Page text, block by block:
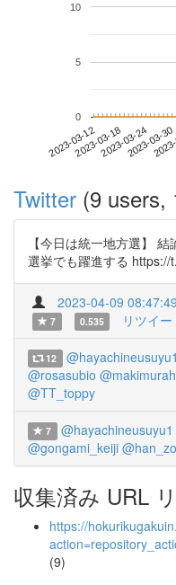
2023-03-122023-03-182023-03-242023-03-30
0
5
10
Twitter (9 users,
【今日は統一地方選】
選挙でも躍進する https://
2023-04-09 08:47:49
7
0.535 リツイ
12 @hayachineusuyu1
@rosasubio
@TT_toppy
7 @hayachineusuyu1
@gongami_keiji
収集済み URL
https://
(9)